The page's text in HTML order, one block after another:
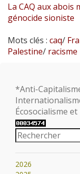
La CAQ aux abois
génocide sioniste
Mots clés : caq/
Palestine/ racisme
*Anti-
Écosocialisme
2026